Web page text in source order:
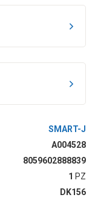
SMART-J
A004528
8059602888839
1 PZ
DK156